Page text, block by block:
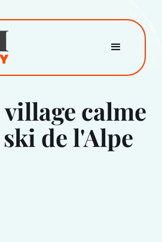
calme
de l'Alpe